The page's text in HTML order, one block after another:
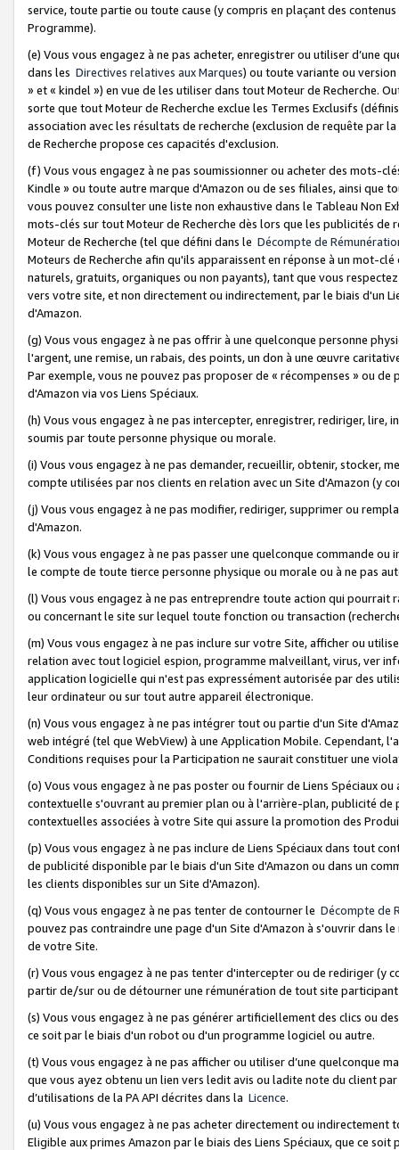
service, toute partie ou toute cause (y compris en plaçant des
Programme).
(e) Vous vous engagez à ne pas acheter, enregistrer ou utiliser d’une
dans les Directives relatives aux Marques) ou toute variante ou
» et « kindel ») en vue de les utiliser dans tout Moteur de Recherche.
sorte que tout Moteur de Recherche exclue les Termes Exclusifs
association avec les résultats de recherche (exclusion de requête
de Recherche propose ces capacités d'exclusion.
(f) Vous vous engagez à ne pas soumissionner ou acheter des mots-
Kindle » ou toute autre marque d'Amazon ou de ses filiales, ainsi que
vous pouvez consulter une liste non exhaustive dans le Tableau Non
mots-clés sur tout Moteur de Recherche dès lors que les publicités de
Moteur de Recherche (tel que défini dans le Décompte de
Moteurs de Recherche afin qu'ils apparaissent en réponse à un mot-
naturels, gratuits, organiques ou non payants), tant que vous
vers votre site, et non directement ou indirectement, par le biais d'un
d'Amazon.
(g) Vous vous engagez à ne pas offrir à une quelconque personne
l'argent, une remise, un rabais, des points, un don à une œuvre
Par exemple, vous ne pouvez pas proposer de « récompenses » ou
d'Amazon via vos Liens Spéciaux.
(h) Vous vous engagez à ne pas intercepter, enregistrer, rediriger,
soumis par toute personne physique ou morale.
(i) Vous vous engagez à ne pas demander, recueillir, obtenir, stocker,
compte utilisées par nos clients en relation avec un Site d'Amazon (y
(j) Vous vous engagez à ne pas modifier, rediriger, supprimer ou
d'Amazon.
(k) Vous vous engagez à ne pas passer une quelconque commande
le compte de toute tierce personne physique ou morale ou à ne pas
(l) Vous vous engagez à ne pas entreprendre toute action qui
ou concernant le site sur lequel toute fonction ou transaction
(m) Vous vous engagez à ne pas inclure sur votre Site, afficher ou
relation avec tout logiciel espion, programme malveillant, virus, ver
application logicielle qui n'est pas expressément autorisée par des
leur ordinateur ou sur tout autre appareil électronique.
(n) Vous vous engagez à ne pas intégrer tout ou partie d'un Site
web intégré (tel que WebView) à une Application Mobile. Cependant,
Conditions requises pour la Participation ne saurait constituer une
(o) Vous vous engagez à ne pas poster ou fournir de Liens Spéciaux
contextuelle s'ouvrant au premier plan ou à l'arrière-plan, publicité
contextuelles associées à votre Site qui assure la promotion des
(p) Vous vous engagez à ne pas inclure de Liens Spéciaux dans tout
de publicité disponible par le biais d'un Site d'Amazon ou dans un
les clients disponibles sur un Site d'Amazon).
(q) Vous vous engagez à ne pas tenter de contourner le Décompte de
pouvez pas contraindre une page d'un Site d'Amazon à s'ouvrir dans
de votre Site.
(r) Vous vous engagez à ne pas tenter d'intercepter ou de rediriger
partir de/sur ou de détourner une rémunération de tout site
(s) Vous vous engagez à ne pas générer artificiellement des clics ou
ce soit par le biais d'un robot ou d'un programme logiciel ou autre.
(t) Vous vous engagez à ne pas afficher ou utiliser d’une quelconque
que vous ayez obtenu un lien vers ledit avis ou ladite note du client
d’utilisations de la PA API décrites dans la Licence.
(u) Vous vous engagez à ne pas acheter directement ou
Eligible aux primes Amazon par le biais des Liens Spéciaux, que ce